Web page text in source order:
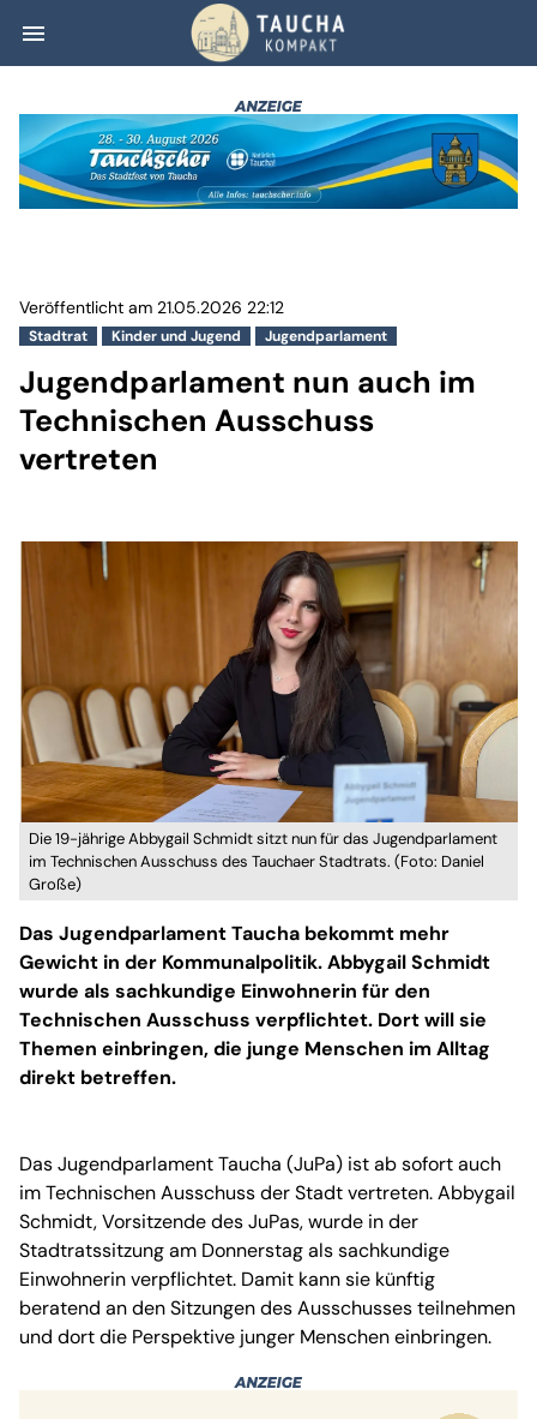
menu
Stadtrat Kinder und Jugend Jugendparlament
Veröffentlicht am 21.05.2026 22:12
Jugendparlament nun auch im
Technischen Ausschuss
vertreten
Die 19-jährige Abbygail Schmidt sitzt nun für das Jugendparlament
im Technischen Ausschuss des Tauchaer Stadtrats. (Foto: Daniel
Große)
Das Jugendparlament Taucha bekommt mehr
Gewicht in der Kommunalpolitik. Abbygail Schmidt
wurde als sachkundige Einwohnerin für den
Technischen Ausschuss verpflichtet. Dort will sie
Themen einbringen, die junge Menschen im Alltag
direkt betreffen.
Das Jugendparlament Taucha (JuPa) ist ab sofort auch
im Technischen Ausschuss der Stadt vertreten. Abbygail
Schmidt, Vorsitzende des JuPas, wurde in der
Stadtratssitzung am Donnerstag als sachkundige
Einwohnerin verpflichtet. Damit kann sie künftig
beratend an den Sitzungen des Ausschusses teilnehmen
und dort die Perspektive junger Menschen einbringen.